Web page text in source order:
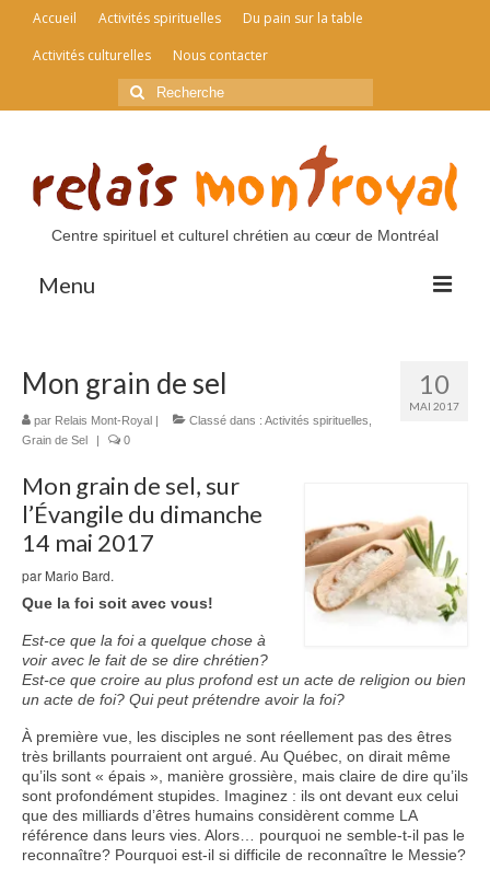
Accueil Activités spirituelles
Du pain sur la table
Activités culturelles
Nous contacter
Rechercher
:
Centre spirituel et culturel chrétien au cœur de Montréal
Menu
Activités spirituelles
Du pain sur la table
Activités culturelles
Nous contacter
10
MAI 2017
Mon grain de sel
par Relais Mont-Royal | Classé dans : Activités spirituelles
Grain de Sel
| 0
Mon grain de sel, sur
l’Évangile du dimanche
14 mai 2017
par Mario Bard.
Que la foi soit avec vous!
Est-ce que la foi a quelque chose à
voir avec le fait de se dire chrétien?
Est-ce que croire au plus profond est un acte de religion ou bien
un acte de foi? Qui peut prétendre avoir la foi?
À première vue, les disciples ne sont réellement pas des êtres
très brillants pourraient ont argué. Au Québec, on dirait même
qu’ils sont « épais », manière grossière, mais claire de dire qu’ils
sont profondément stupides. Imaginez : ils ont devant eux celui
que des milliards d’êtres humains considèrent comme LA
référence dans leurs vies. Alors… pourquoi ne semble-t-il pas le
reconnaître? Pourquoi est-il si difficile de reconnaître le Messie?